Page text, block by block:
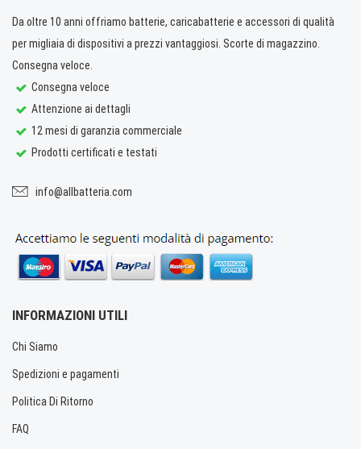
Da oltre 10 anni offriamo batterie, caricabatterie e accessori di qualità
per migliaia di dispositivi a prezzi vantaggiosi. Scorte di magazzino.
Consegna veloce.
Consegna veloce
Attenzione ai dettagli
12 mesi di garanzia commerciale
Prodotti certificati e testati
info@allbatteria.com
INFORMAZIONI UTILI
Chi Siamo
Spedizioni e pagamenti
Politica Di Ritorno
FAQ